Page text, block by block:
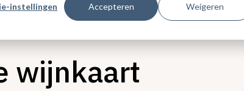
instellingen Accepteren Weigeren
wijnkaart